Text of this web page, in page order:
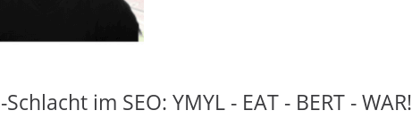
im SEO: YMYL - EAT - BERT - WAR!